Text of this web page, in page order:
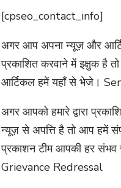
[cpseo_contact_info]
अगर आप अपना न्यूज़ और
प्रकाशित करवाने में इक्षुक है
आर्टिकल हमें यहाँ से भेजे।
अगर आपको हमारे द्वारा
न्यूज़ से अपत्ति है तो आप हमें
प्रकाशन टीम आपकी हर संभव
Grievance Redressal